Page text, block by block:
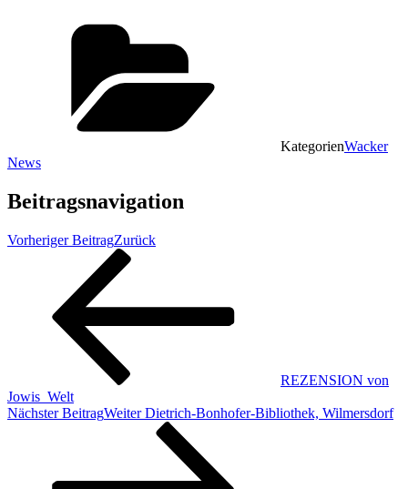
KategorienWacker
News
Beitragsnavigation
Vorheriger BeitragZurück
REZENSION von
Jowis_Welt
Nächster BeitragWeiter Dietrich-Bonhofer-Bibliothek, Wilmersdorf